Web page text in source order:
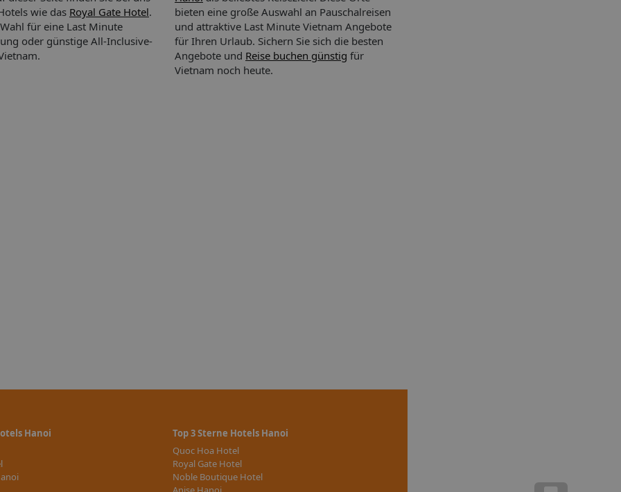
wie das Royal Gate Hotel.
für eine Last Minute
oder günstige All-Inclusive-
bieten eine große Auswahl an Pauschalreisen
und attraktive Last Minute Vietnam Angebote
für Ihren Urlaub. Sichern Sie sich die besten
Angebote und Reise buchen günstig für
Vietnam noch heute.
Hanoi
Top 3 Sterne Hotels Hanoi
Quoc Hoa Hotel
Royal Gate Hotel
Noble Boutique Hotel